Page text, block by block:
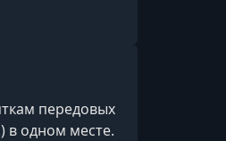
передовых
в одном месте.